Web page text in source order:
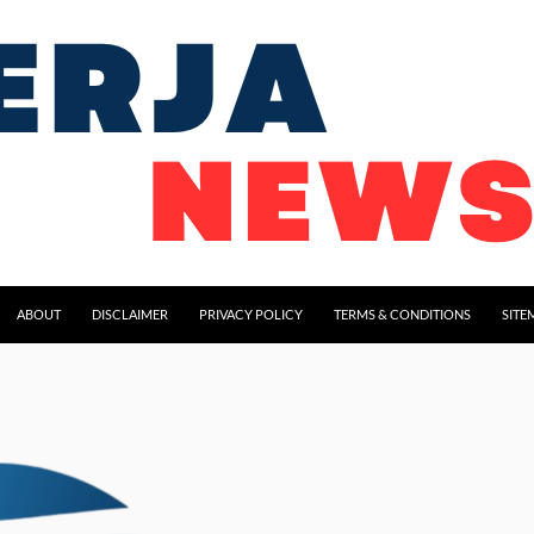
ABOUT DISCLAIMER PRIVACY POLICY TERMS & CONDITIONS